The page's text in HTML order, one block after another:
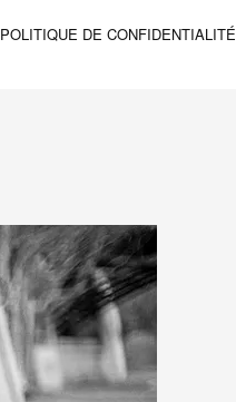
POLITIQUE DE CONFIDENTIALITÉ